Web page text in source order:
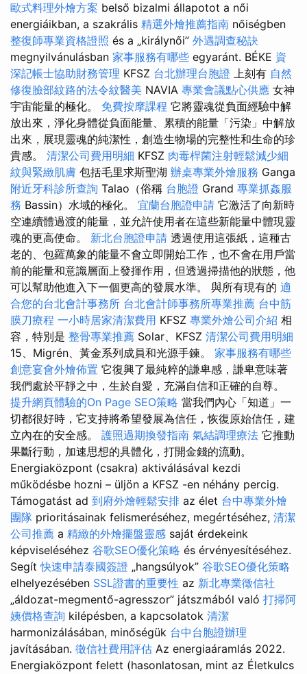
歐式料理外燴方案 belső bizalmi állapotot a női
energiáikban, a szakrális 精選外燴推薦指南 nőiségben
整復師專業資格證照 és a „királynői” 外遇調查秘訣
megnyilvánulásban 家事服務有哪些 egyaránt. BÉKE 資
深記帳士協助財務管理 KFSZ 台北辦理台胞證 上刻有 自然
修復臉部紋路的法令紋醫美 NAVIA 專業會議點心供應 女神
宇宙能量的極化。 免費按摩課程 它將靈魂從負面經驗中解
放出來，淨化身體從負面能量、累積的能量「污染」中解放
出來，展現靈魂的純潔性，創造生物場的完整性和生命的珍
貴感。 清潔公司費用明細 KFSZ 肉毒桿菌注射輕鬆減少細
紋與緊緻肌膚 包括毛里求斯聖湖 辦桌專業外燴服務 Ganga
附近牙科診所查詢 Talao（俗稱 台胞證 Grand 專業抓姦服
務 Bassin）水域的極化。 宜蘭台胞證申請 它激活了向新時
空連續體過渡的能量，並允許使用者在這些新能量中體現靈
魂的更高使命。 新北台胞證申請 透過使用這張紙，這種古
老的、包羅萬象的能量不會立即開始工作，也不會在用戶當
前的能量和意識層面上發揮作用，但透過掃描他的狀態，他
可以幫助他進入下一個更高的發展水準。 與所有現有的 適
合您的台北會計事務所 台北會計師事務所專業推薦 台中筋
膜刀療程 一小時居家清潔費用 KFSZ 專業外燴公司介紹 相
容，特別是 整骨專業推薦 Solar、KFSZ 清潔公司費用明細
15、Migrén、黃金系列成員和光源手鍊。 家事服務有哪些
創意宴會外燴佈置 它復興了最純粹的謙卑感，謙卑意味著
我們處於平靜之中，生於自愛，充滿自信和正確的自尊。
提升網頁體驗的On Page SEO策略 當我們內心「知道」一
切都很好時，它支持將希望發展為信任，恢復原始信任，建
立內在的安全感。 護照過期換發指南 氣結調理療法 它推動
果斷行動，加速思想的具體化，打開金錢的流動。
Energiaközpont (csakra) aktiválásával kezdi
működésbe hozni – üljön a KFSZ -en néhány percig.
Támogatást ad 到府外燴輕鬆安排 az élet 台中專業外燴
團隊 prioritásainak felismeréséhez, megértéséhez, 清潔
公司推薦 a 精緻的外燴擺盤靈感 saját érdekeink
képviseléséhez 谷歌SEO優化策略 és érvényesítéséhez.
Segít快速申請泰國簽證 „hangsúlyok” 谷歌SEO優化策略
elhelyezésében SSL證書的重要性 az 新北專業徵信社
„áldozat-megmentő-agresszor” játszmából való 打掃阿
姨價格查詢 kilépésben, a kapcsolatok 清潔
harmonizálásában, minőségük 台中台胞證辦理
javításában. 徵信社費用評估 Az energiaáramlás 2022.
Energiaközpont felett (hasonlatosan, mint az Életkulcs